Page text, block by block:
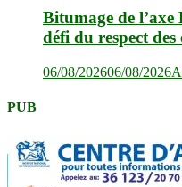
Bitumage de
défi du respect des
06/08/202606/08/2026
PUB